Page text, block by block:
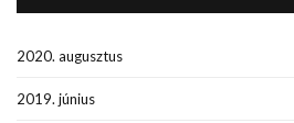
2020. augusztus
2019. június